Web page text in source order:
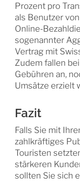
Prozent pro
als Benutzer
Online-
sogenannter
Vertrag mit
Zudem fallen
Gebühren an,
Umsätze erzielt
Fazit
Falls Sie mit
zahlkräftiges
Touristen
stärkeren
sollten Sie sich